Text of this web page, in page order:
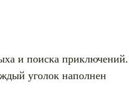
и поиска
уголок наполнен